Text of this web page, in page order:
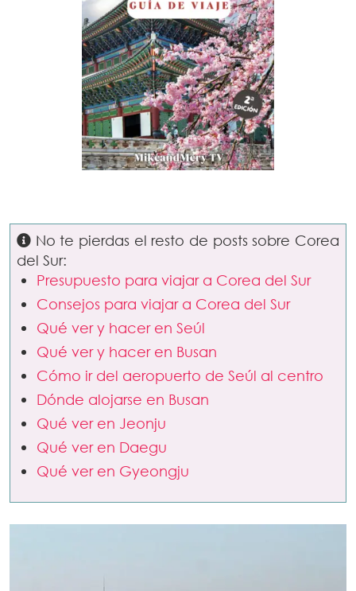
No te pierdas el resto de posts sobre Corea
del Sur:
Presupuesto para viajar a Corea del Sur
Consejos para viajar a Corea del Sur
Qué ver y hacer en Seúl
Qué ver y hacer en Busan
Cómo ir del aeropuerto de Seúl al centro
Dónde alojarse en Busan
Qué ver en Jeonju
Qué ver en Daegu
Qué ver en Gyeongju